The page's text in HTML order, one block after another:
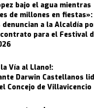
bajo el agua mientras
de millones en fiestas»:
a la Alcaldía
para el Festival
Vía al Llano!:
Darwin Castellanos
Concejo de Villavicencio